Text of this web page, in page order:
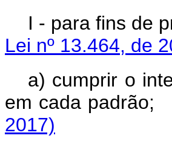
I - para
Lei nº 13.464, de
a) cumprir o
em cada
2017)